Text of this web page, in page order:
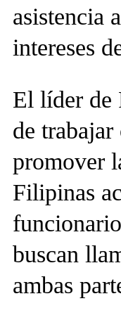
asistencia
intereses
El líder de
de
promover
Filipinas
buscan
ambas